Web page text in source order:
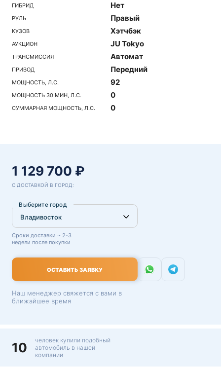
ГИБРИД Нет
РУЛЬ Правый
КУЗОВ Хэтчбэк
АУКЦИОН JU Tokyo
ТРАНСМИССИЯ Автомат
ПРИВОД Передний
МОЩНОСТЬ, Л.С. 92
МОЩНОСТЬ 30 МИН, Л.С. 0
СУММАРНАЯ МОЩНОСТЬ, Л.С. 0
1 129 700 ₽
С ДОСТАВКОЙ В ГОРОД:
Выберите город
Сроки доставки ~ 2-3
недели после покупки
ОСТАВИТЬ ЗАЯВКУ
Наш менеджер свяжется с вами в
ближайшее время
10
человек купили подобный
автомобиль в нашей
компании